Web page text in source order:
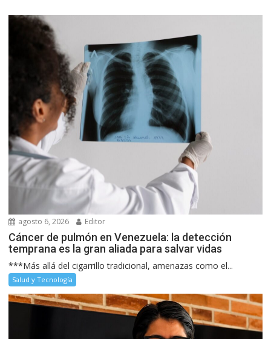
agosto 6, 2026 Editor
Cáncer de pulmón en Venezuela: la detección
temprana es la gran aliada para salvar vidas
***Más allá del cigarrillo tradicional, amenazas como el...
Salud y Tecnología